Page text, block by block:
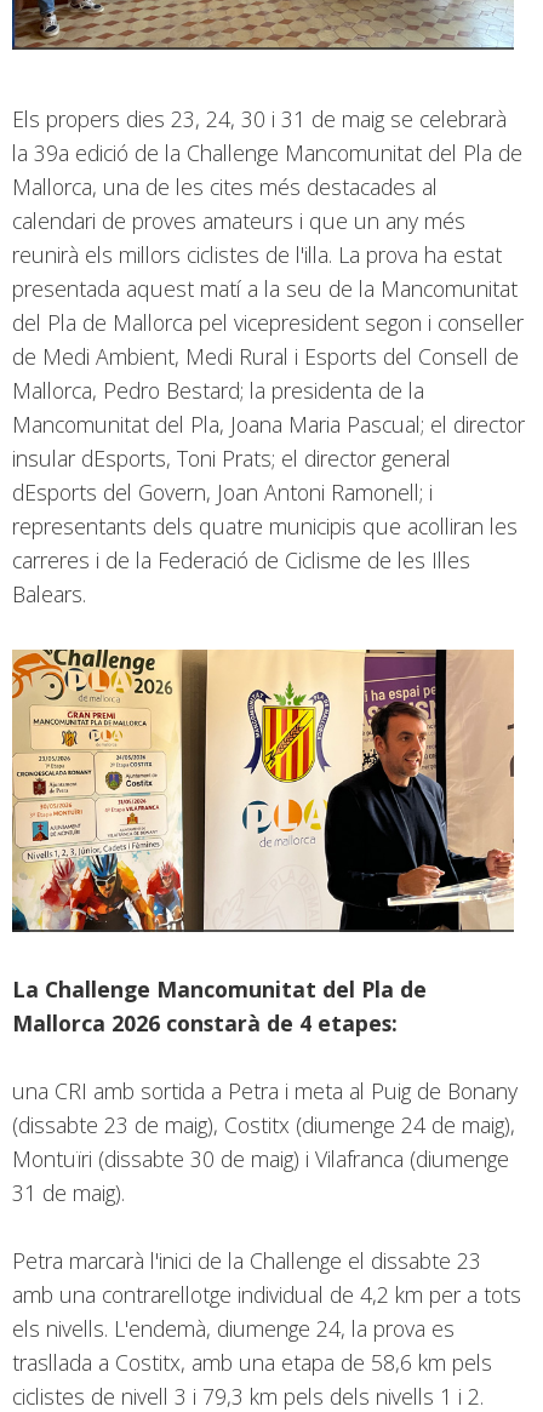
Els propers dies 23, 24, 30 i 31 de maig se celebrarà
la 39a edició de la Challenge Mancomunitat del Pla de
Mallorca, una de les cites més destacades al
calendari de proves amateurs i que un any més
reunirà els millors ciclistes de l'illa. La prova ha estat
presentada aquest matí a la seu de la Mancomunitat
del Pla de Mallorca pel vicepresident segon i conseller
de Medi Ambient, Medi Rural i Esports del Consell de
Mallorca, Pedro Bestard; la presidenta de la
Mancomunitat del Pla, Joana Maria Pascual; el director
insular dEsports, Toni Prats; el director general
dEsports del Govern, Joan Antoni Ramonell; i
representants dels quatre municipis que acolliran les
carreres i de la Federació de Ciclisme de les Illes
Balears.
La Challenge Mancomunitat del Pla de
Mallorca 2026 constarà de 4 etapes:
una CRI amb sortida a Petra i meta al Puig de Bonany
(dissabte 23 de maig), Costitx (diumenge 24 de maig),
Montuïri (dissabte 30 de maig) i Vilafranca (diumenge
31 de maig).
Petra marcarà l'inici de la Challenge el dissabte 23
amb una contrarellotge individual de 4,2 km per a tots
els nivells. L'endemà, diumenge 24, la prova es
trasllada a Costitx, amb una etapa de 58,6 km pels
ciclistes de nivell 3 i 79,3 km pels dels nivells 1 i 2.